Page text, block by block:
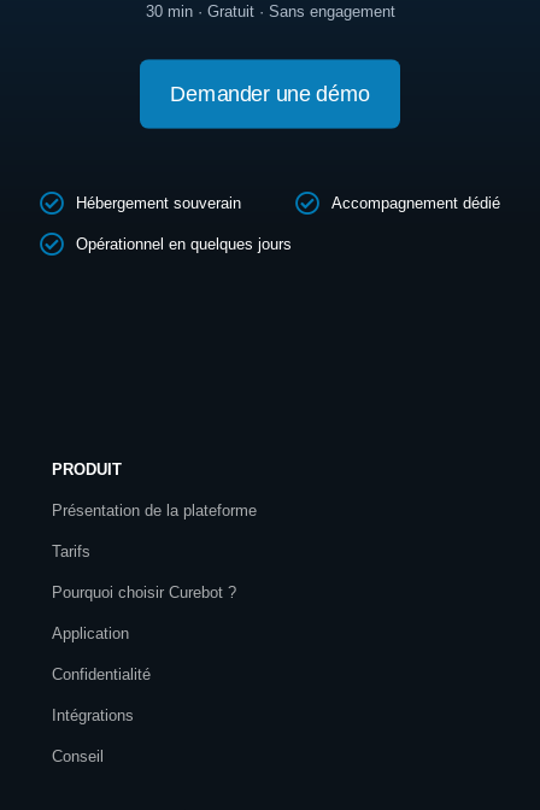
30 min · Gratuit · Sans engagement
Demander une démo
Hébergement souverain Accompagnement dédié
Opérationnel en quelques jours
PRODUIT
Présentation de la plateforme
Tarifs
Pourquoi choisir Curebot ?
Application
Confidentialité
Intégrations
Conseil